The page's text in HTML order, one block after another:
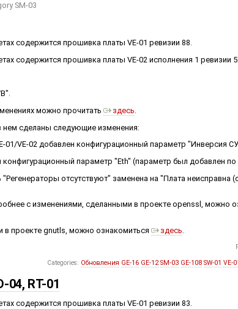
SM-03
содержится прошивка платы VE-01 ревизии 88.
содержится прошивка платы VE-02 исполнения 1 ревизии
можно прочитать
здесь.
нем сделаны следующие изменения:
01/VE-02 добавлен конфигурационный параметр "Инверсия
конфигурационный параметр "Eth" (параметр был добавлен
отсутствуют" заменена на "Плата неисправна
с изменениями, сделанными в проекте openssl, можно
в проекте gnutls, можно ознакомиться здесь
Categories: Обновления GE-16 GE-12 SM-03 GE-108 SW-01 VE-
04, RT-01
содержится прошивка платы VE-01 ревизии 83.